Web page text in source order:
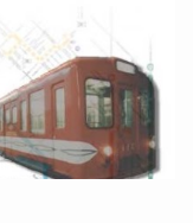
lo que los
Cibernetica". La
21:00 hs. Me
ver por la hora, asi